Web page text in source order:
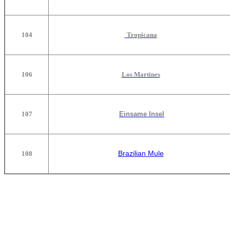
104 Tropicana
106 Los Martines
107 Einsame Insel
108 Brazilian Mule